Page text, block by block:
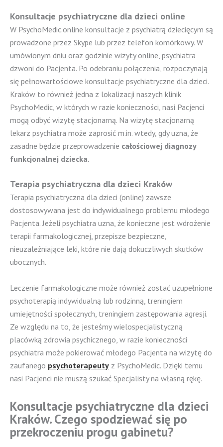
Konsultacje psychiatryczne dla dzieci online
W PsychoMedic.online konsultacje z psychiatrą dziecięcym są
prowadzone przez Skype lub przez telefon komórkowy. W
umówionym dniu oraz godzinie wizyty online, psychiatra
dzwoni do Pacjenta. Po odebraniu połączenia, rozpoczynają
się pełnowartościowe konsultacje psychiatryczne dla dzieci.
Kraków to również jedna z lokalizacji naszych klinik
PsychoMedic, w których w razie konieczności, nasi Pacjenci
mogą odbyć wizytę stacjonarną. Na wizytę stacjonarną
lekarz psychiatra może zaprosić m.in. wtedy, gdy uzna, że
zasadne będzie przeprowadzenie całościowej diagnozy
funkcjonalnej dziecka.
Terapia psychiatryczna dla dzieci Kraków
Terapia psychiatryczna dla dzieci (online) zawsze
dostosowywana jest do indywidualnego problemu młodego
Pacjenta. Jeżeli psychiatra uzna, że konieczne jest wdrożenie
terapii farmakologicznej, przepisze bezpieczne,
nieuzależniające leki, które nie dają dokuczliwych skutków
ubocznych.
Leczenie farmakologiczne może również zostać uzupełnione
psychoterapią indywidualną lub rodzinną, treningiem
umiejętności społecznych, treningiem zastępowania agresji.
Ze względu na to, że jesteśmy wielospecjalistyczną
placówką zdrowia psychicznego, w razie konieczności
psychiatra może pokierować młodego Pacjenta na wizytę do
zaufanego psychoterapeuty z PsychoMedic. Dzięki temu
nasi Pacjenci nie muszą szukać Specjalisty na własną rękę.
Konsultacje psychiatryczne dla dzieci
Kraków. Czego spodziewać się po
przekroczeniu progu gabinetu?